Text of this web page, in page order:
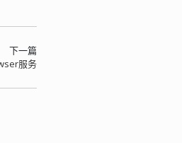
下一篇
服务